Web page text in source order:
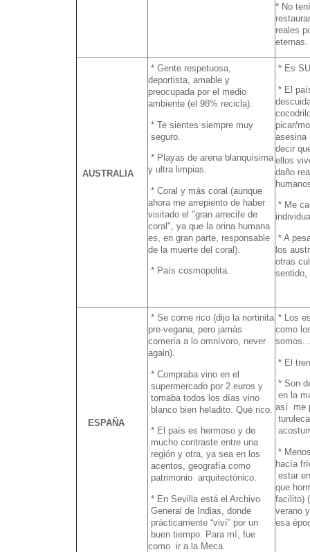
* No
reales
AUSTRALIA
* Gente respetuosa,
deportista, amable y
preocupada por el medio
ambiente (el 98% recicla).
* Te sientes siempre muy
seguro.
* Playas de arena blanquísima
y ultra limpias.
* Coral y más coral (aunque
ahora me arrepiento de haber
visitado el "gran arrecife de
coral", ya que la orina humana
es, en gran parte, responsable
de la muerte del coral).
* País cosmopolita.
* Es
* El
picar/
asesina
decir
ellos
daño
* Me
* A
los
otras
sentido,
ESPAÑA
* Se come rico (dijo la nortinita
pre-vegana, pero jamás
comería a lo omnívoro, never
again).
* Compraba vino en el
supermercado por 2 euros y
tomaba todos los días vino
blanco bien heladito. Qué rico.
* El país es hermoso y de
mucho contraste entre una
región y otra, ya sea en los
acentos, geografía como
patrimonio arquitectónico.
* En Sevilla está el Archivo
General de Indias, donde
prácticamente “viví” por un
buen tiempo. Para mí, fue
como ir a la Meca.
* Los
como
* El
* Son
en la
así me
*
hacía
estar
que
facilito)
verano
esa